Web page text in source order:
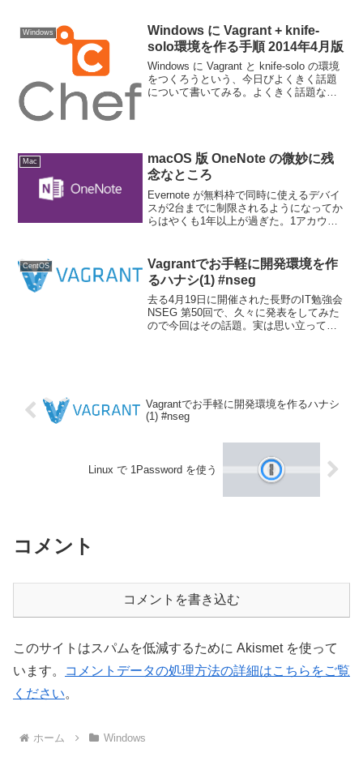
いるサイトは結構あるんだけど、/e...
Windows
Windows に Vagrant + knife-
solo環境を作る手順 2014年4月版
Windows に Vagrant と knife-solo の環境
をつくろうという、今日びよくきく話題
について書いてみる。よくきく話題なの
Mac
macOS 版 OneNote の微妙に残
念なところ
Evernote が無料枠で同時に使えるデバイ
スが2台までに制限されるようになってか
らはやくも1年以上が過ぎた。1アカウン
を共有すればいいじゃない、というひと
もいる...
CentOS
Vagrantでお手軽に開発環境を作
るハナシ(1) #nseg
去る4月19日に開催された長野のIT勉強会
NSEG 第50回で、久々に発表をしてみた
ので今回はその話題。実は思い立って勤
Vagrantでお手軽に開発環境を作るハナシ
(1) #nseg
Linux で 1Password を使う
コメント
コメントを書き込む
このサイトはスパムを低減するために Akismet を使って
います。
コメントデータの処理方法の詳細はこちらをご覧
ください。
ホーム Windows